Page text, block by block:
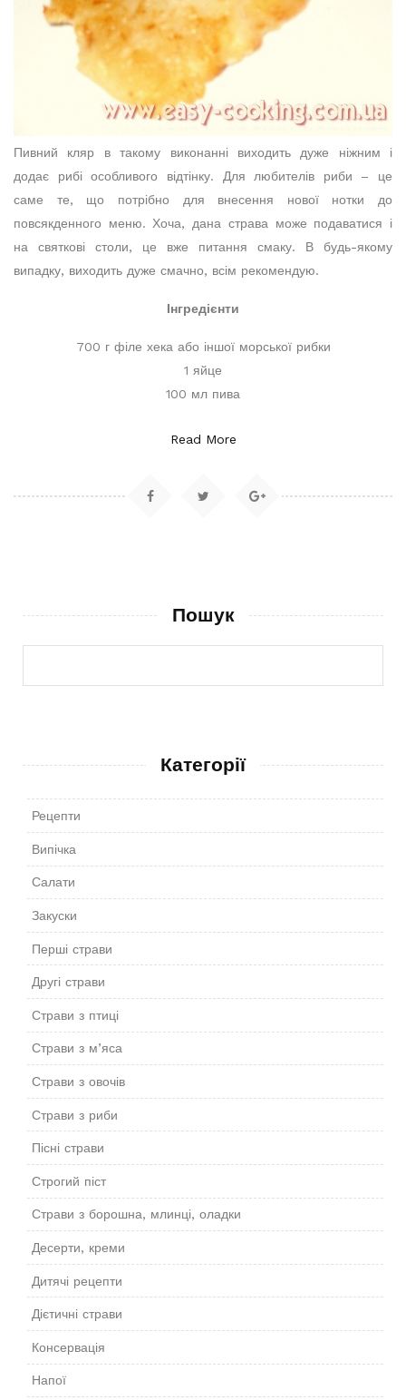
Пивний кляр в такому виконанні виходить дуже ніжним і
додає рибі особливого відтінку. Для любителів риби – це
саме те, що потрібно для внесення нової нотки до
повсякденного меню. Хоча, дана страва може подаватися і
на святкові столи, це вже питання смаку. В будь-якому
випадку, виходить дуже смачно, всім рекомендую.
Інгредієнти
700 г філе хека або іншої морської рибки
1 яйце
100 мл пива
Read More
Пошук
Категорії
Рецепти
Випічка
Салати
Закуски
Перші страви
Другі страви
Страви з птиці
Страви з м’яса
Страви з овочів
Страви з риби
Пісні страви
Строгий піст
Страви з борошна, млинці, оладки
Десерти, креми
Дитячі рецепти
Дієтичні страви
Консервація
Напої